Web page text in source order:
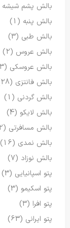
بالش پشم شیشه
بالش پنبه (1)
بالش طبی (3)
بالش عروس (2)
بالش عروسکی (23)
بالش فانتزی (28)
بالش گردنی (1)
بالش لایکو (4)
بالش مسافرتی (2)
بالش نمدی (16)
بالش نوزاد (7)
پتو اسپانیایی (3)
پتو اسکیمو (3)
پتو افرا (3)
پتو ایرانی (63)